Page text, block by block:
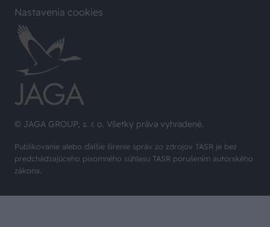
© JAGA GROUP, s. r. o. Všetky práva vyhradené.
Publikovanie alebo ďalšie šírenie správ zo zdrojov TASR je bez
predchádzajúceho písomného súhlasu TASR porušením autorského
zákona.
Nastavenia cookies